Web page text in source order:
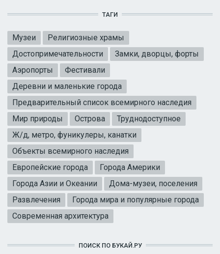
ТАГИ
Музеи
Религиозные храмы
Достопримечательности
Замки, дворцы, форты
Аэропорты
Фестивали
Деревни и маленькие города
Предварительный список всемирного наследия
Мир природы
Острова
Труднодоступное
Ж/д, метро, фуникулеры, канатки
Объекты всемирного наследия
Европейские города
Города Америки
Города Азии и Океании
Дома-музеи, поселения
Развлечения
Города мира и популярные города
Современная архитектура
ПОИСК ПО БУКАЙ.РУ